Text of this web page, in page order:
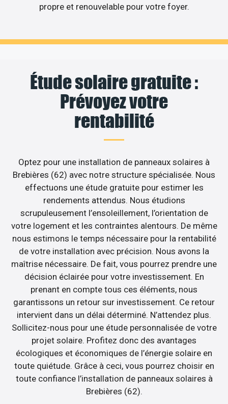
propre et renouvelable pour votre foyer.
Étude solaire gratuite :
Prévoyez votre
rentabilité
Optez pour une installation de panneaux solaires à
Brebières (62) avec notre structure spécialisée. Nous
effectuons une étude gratuite pour estimer les
rendements attendus. Nous étudions
scrupuleusement l’ensoleillement, l’orientation de
votre logement et les contraintes alentours. De même
nous estimons le temps nécessaire pour la rentabilité
de votre installation avec précision. Nous avons la
maîtrise nécessaire. De fait, vous pourrez prendre une
décision éclairée pour votre investissement. En
prenant en compte tous ces éléments, nous
garantissons un retour sur investissement. Ce retour
intervient dans un délai déterminé. N’attendez plus.
Sollicitez-nous pour une étude personnalisée de votre
projet solaire. Profitez donc des avantages
écologiques et économiques de l’énergie solaire en
toute quiétude. Grâce à ceci, vous pourrez choisir en
toute confiance l’installation de panneaux solaires à
Brebières (62).